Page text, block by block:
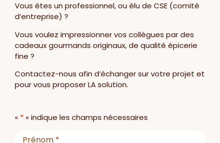
« * » indique les champs nécessaires
Nom *
Vous êtes un professionnel, ou élu de CSE (comité
d’entreprise) ?
Vous voulez impressionner vos collègues par des
cadeaux gourmands originaux, de qualité épicerie
fine ?
Contactez-nous afin d’échanger sur votre projet et
pour vous proposer LA solution.